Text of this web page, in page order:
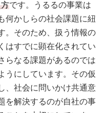
です。うるるの事業は
何かしらの社会課題に紐
。そのため、扱う情報の
はすでに顕在化されてい
らなる課題があるのでは
うにしています。その仮
、社会に問いかけ共通意
を解決するのが自社の事